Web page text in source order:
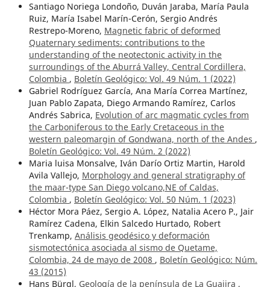
Santiago Noriega Londoño, Duván Jaraba, María Paula
Ruiz, María Isabel Marín-Cerón, Sergio Andrés
Restrepo-Moreno, Magnetic fabric of deformed
Quaternary sediments: contributions to the
understanding of the neotectonic activity in the
surroundings of the Aburrá Valley, Central Cordillera,
Colombia , Boletín Geológico: Vol. 49 Núm. 1 (2022)
Gabriel Rodríguez García, Ana María Correa Martínez,
Juan Pablo Zapata, Diego Armando Ramírez, Carlos
Andrés Sabrica, Evolution of arc magmatic cycles from
the Carboniferous to the Early Cretaceous in the
western paleomargin of Gondwana, north of the Andes ,
Boletín Geológico: Vol. 49 Núm. 2 (2022)
Maria luisa Monsalve, Iván Darío Ortiz Martin, Harold
Avila Vallejo, Morphology and general stratigraphy of
the maar-type San Diego volcano,NE of Caldas,
Colombia , Boletín Geológico: Vol. 50 Núm. 1 (2023)
Héctor Mora Páez, Sergio A. López, Natalia Acero P., Jair
Ramírez Cadena, Elkin Salcedo Hurtado, Robert
Trenkamp, Análisis geodésico y deformación
sismotectónica asociada al sismo de Quetame,
Colombia, 24 de mayo de 2008 , Boletín Geológico: Núm.
43 (2015)
Hans Bürgl, Geología de la península de La Guajira ,